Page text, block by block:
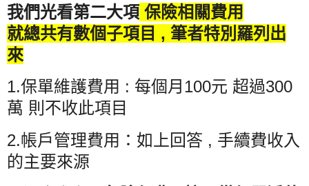
我們光看第二大項 保險相關費用
就總共有數個子項目 , 筆者特別羅列出
來
1.保單維護費用 : 每個月100元 超過300
萬 則不收此項目
2.帳戶管理費用：如上回答 , 手續費收入
的主要來源